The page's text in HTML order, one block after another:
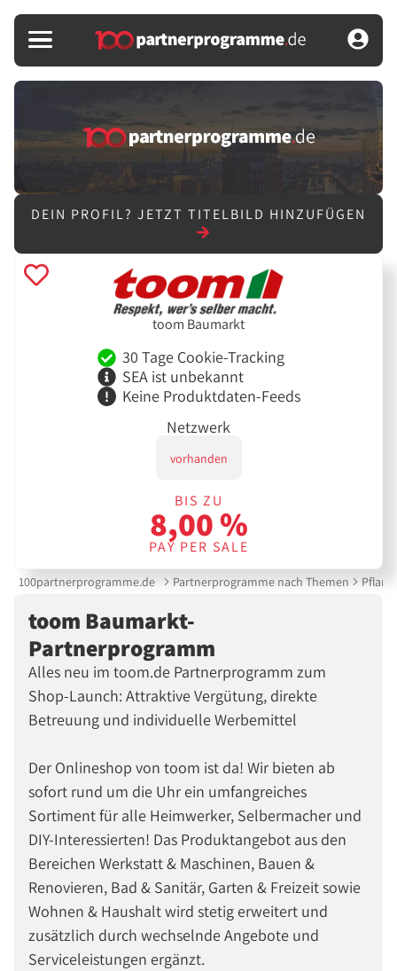
DEIN PROFIL? JETZT TITELBILD HINZUFÜGEN
toom Baumarkt
30 Tage Cookie-Tracking
SEA ist unbekannt
Keine Produktdaten-Feeds
Netzwerk
vorhanden
BIS ZU
8,00 %
PAY PER SALE
100partnerprogramme.de Partnerprogramme nach Themen
toom Baumarkt-
Partnerprogramm
Alles neu im toom.de Partnerprogramm zum
Shop-Launch: Attraktive Vergütung, direkte
Betreuung und individuelle Werbemittel
Der Onlineshop von toom ist da! Wir bieten ab
sofort rund um die Uhr ein umfangreiches
Sortiment für alle Heimwerker, Selbermacher und
DIY-Interessierten! Das Produktangebot aus den
Bereichen Werkstatt & Maschinen, Bauen &
Renovieren, Bad & Sanitär, Garten & Freizeit sowie
Wohnen & Haushalt wird stetig erweitert und
zusätzlich durch wechselnde Angebote und
Serviceleistungen ergänzt.